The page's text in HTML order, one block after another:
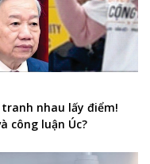
tranh nhau lấy điểm!
công luận Úc?